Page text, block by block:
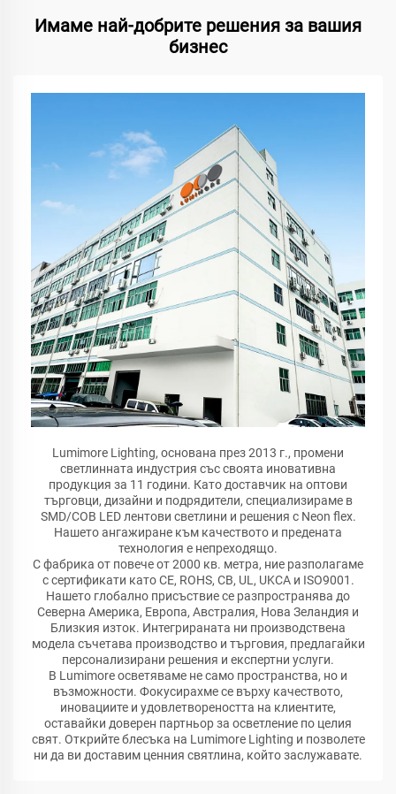
Имаме най-добрите решения за вашия
бизнес
Lumimore Lighting, основана през 2013 г., промени
светлинната индустрия със своята иновативна
продукция за 11 години. Като доставчик на оптови
търговци, дизайни и подрядители, специализираме в
SMD/COB LED лентови светлини и решения с Neon flex.
Нашето ангажиране към качеството и предената
технология е непреходящо.
С фабрика от повече от 2000 кв. метра, ние разполагаме
с сертификати като CE, ROHS, CB, UL, UKCA и ISO9001.
Нашето глобално присъствие се разпространява до
Северна Америка, Европа, Австралия, Нова Зеландия и
Близкия изток. Интегрираната ни производствена
модела съчетава производство и търговия, предлагайки
персонализирани решения и експертни услуги.
В Lumimore осветяваме не само пространства, но и
възможности. Фокусирахме се върху качеството,
иновациите и удовлетвореността на клиентите,
оставайки доверен партньор за осветление по целия
свят. Открийте блесъка на Lumimore Lighting и позволете
ни да ви доставим ценния святлина, който заслужавате.